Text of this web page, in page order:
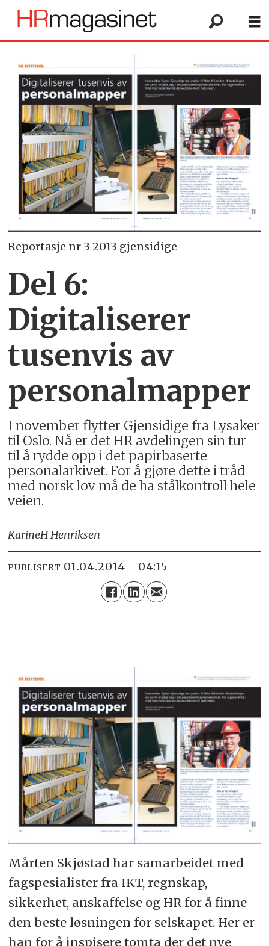
Reportasje nr 3 2013 gjensidige
Del 6:
Digitaliserer
tusenvis av
personalmapper
I november flytter Gjensidige fra Lysaker
til Oslo. Nå er det HR avdelingen sin tur
til å rydde opp i det papirbaserte
personalarkivet. For å gjøre dette i tråd
med norsk lov må de ha stålkontroll hele
veien.
KarineH Henriksen
PUBLISERT 01.04.2014 - 04:15
Mårten Skjøstad har samarbeidet med
fagspesialister fra IKT, regnskap,
sikkerhet, anskaffelse og HR for å finne
den beste løsningen for selskapet. Her er
han for å inspisere tomta der det nye